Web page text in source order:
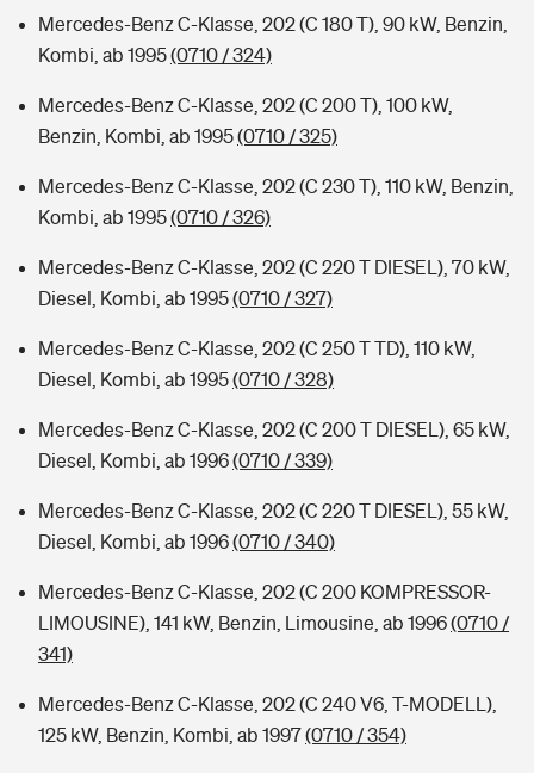
Mercedes-Benz C-Klasse, 202 (C 180 T), 90 kW, Benzin,
Kombi, ab 1995(0710 / 324)
Mercedes-Benz C-Klasse, 202 (C 200 T), 100 kW,
Benzin, Kombi, ab 1995(0710 / 325)
Mercedes-Benz C-Klasse, 202 (C 230 T), 110 kW, Benzin,
Kombi, ab 1995(0710 / 326)
Mercedes-Benz C-Klasse, 202 (C 220 T DIESEL), 70 kW,
Diesel, Kombi, ab 1995(0710 / 327)
Mercedes-Benz C-Klasse, 202 (C 250 T TD), 110 kW,
Diesel, Kombi, ab 1995(0710 / 328)
Mercedes-Benz C-Klasse, 202 (C 200 T DIESEL), 65 kW,
Diesel, Kombi, ab 1996(0710 / 339)
Mercedes-Benz C-Klasse, 202 (C 220 T DIESEL), 55 kW,
Diesel, Kombi, ab 1996(0710 / 340)
Mercedes-Benz C-Klasse, 202 (C 200 KOMPRESSOR-
LIMOUSINE), 141 kW, Benzin, Limousine, ab 1996(0710 /
341)
Mercedes-Benz C-Klasse, 202 (C 240 V6, T-MODELL),
125 kW, Benzin, Kombi, ab 1997(0710 / 354)